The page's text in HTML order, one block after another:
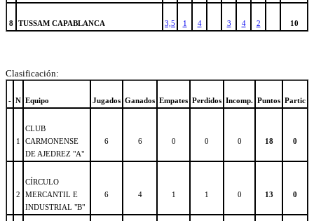
8 TUSSAM CAPABLANCA 3,5 1 4 3 4 2 10
Clasificación:
- N Equipo Jugados Ganados Empates Perdidos Incomp. Puntos Partic
1
CLUB
CARMONENSE
DE AJEDREZ "A"
6 6 0 0 0 18 0
2
CÍRCULO
MERCANTIL E
INDUSTRIAL "B"
6 4 1 1 0 13 0